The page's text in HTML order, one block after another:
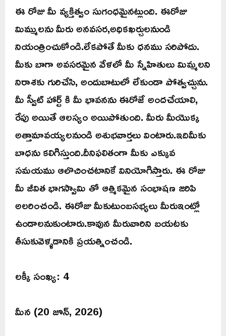
ఈ రోజు మీ వ్యక్తిత్వం సుగంధమైనట్లుంది. ఈరోజు
మిమ్ములను మీరు అనవసర,అధికఖర్చులనుండి
నియంత్రించుకోండి.లేకపోతే మీకు ధనము సరిపోదు.
మీకు బాగా అవసరమైన వేళలో మీ స్నేహితులు మిమ్మలని
నిరాశకు గురిచేసి, అందుబాటులో లేకుండా పోత్వచ్చును.
మీ స్వీట్ హార్ట్ కి మీ భావనను ఈరోజే అందచేయాలి,
రేపు అయితే ఆలస్యం అయిపోతుంది. మీరు మీయొక్క
అత్తామావయ్యలనుండి అశుభవార్తలు వింటారు.ఇదిమీకు
బాధను కలిగిస్తుంది.దీనిఫలితంగా మీకు ఎక్కువ
సమయము ఆలొచించటానికే వినియోగిస్తారు. ఈ రోజు
మీ జీవిత భాగస్వామి తో ఆత్మికమైన సంభాషణ జరిపి
అలరించండి. ఈరోజు మీకుటుంబసభ్యలు మీరుఇంట్లో
ఉండాలనుకుంటారు.కావున మీరువారిని బయటకు
తీసుకువెళ్ళడానికి ప్రయత్నించండి.
లక్కీ సంఖ్య: 4
మీన (20 జూన్, 2026)